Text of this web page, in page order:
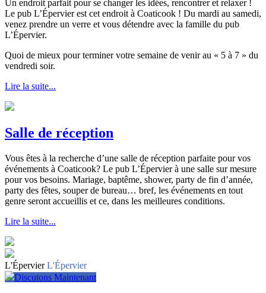
Un endroit parfait pour se changer les idées, rencontrer et relaxer !
Le pub L’Épervier est cet endroit à Coaticook ! Du mardi au samedi,
venez prendre un verre et vous détendre avec la famille du pub
L’Épervier.
Quoi de mieux pour terminer votre semaine de venir au « 5 à 7 » du
vendredi soir.
Lire la suite...
Salle de réception
Vous êtes à la recherche d’une salle de réception parfaite pour vos
événements à Coaticook? Le pub L’Épervier à une salle sur mesure
pour vos besoins. Mariage, baptême, shower, party de fin d’année,
party des fêtes, souper de bureau… bref, les événements en tout
genre seront accueillis et ce, dans les meilleures conditions.
Lire la suite...
L'Épervier L'Épervier
Discutons Maintenant